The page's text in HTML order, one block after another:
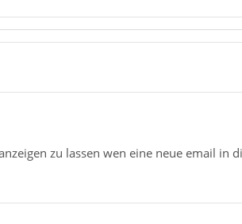
zu lassen wen eine neue email in